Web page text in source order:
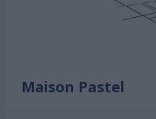
Maison Pastel